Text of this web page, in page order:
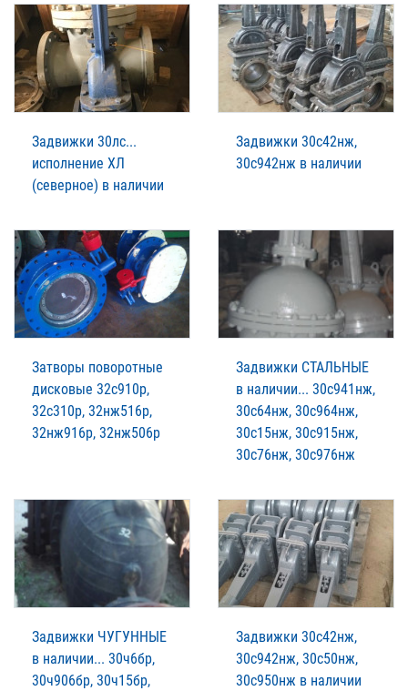
Задвижки 30лс...
исполнение ХЛ
(северное) в наличии
Задвижки 30с42нж,
30с942нж в наличии
Затворы поворотные
дисковые 32с910р,
32с310р, 32нж516р,
32нж916р, 32нж506р
Задвижки СТАЛЬНЫЕ
в наличии... 30с941нж,
30с64нж, 30с964нж,
30с15нж, 30с915нж,
30с76нж, 30с976нж
Задвижки ЧУГУННЫЕ
в наличии... 30ч6бр,
30ч906бр, 30ч15бр,
Задвижки 30с42нж,
30с942нж, 30с50нж,
30с950нж в наличии